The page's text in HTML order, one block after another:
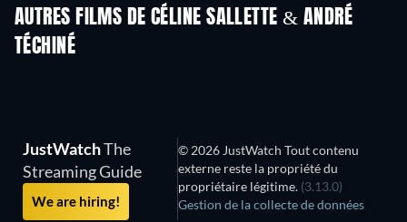
AUTRES FILMS DE CÉLINE SALLETTE & ANDRÉ
TÉCHINÉ
JustWatchThe
Streaming Guide
We are hiring!
© 2026 JustWatch Tout contenu
externe reste la propriété du
propriétaire légitime. (3.13.0)
Gestion de la collecte de données